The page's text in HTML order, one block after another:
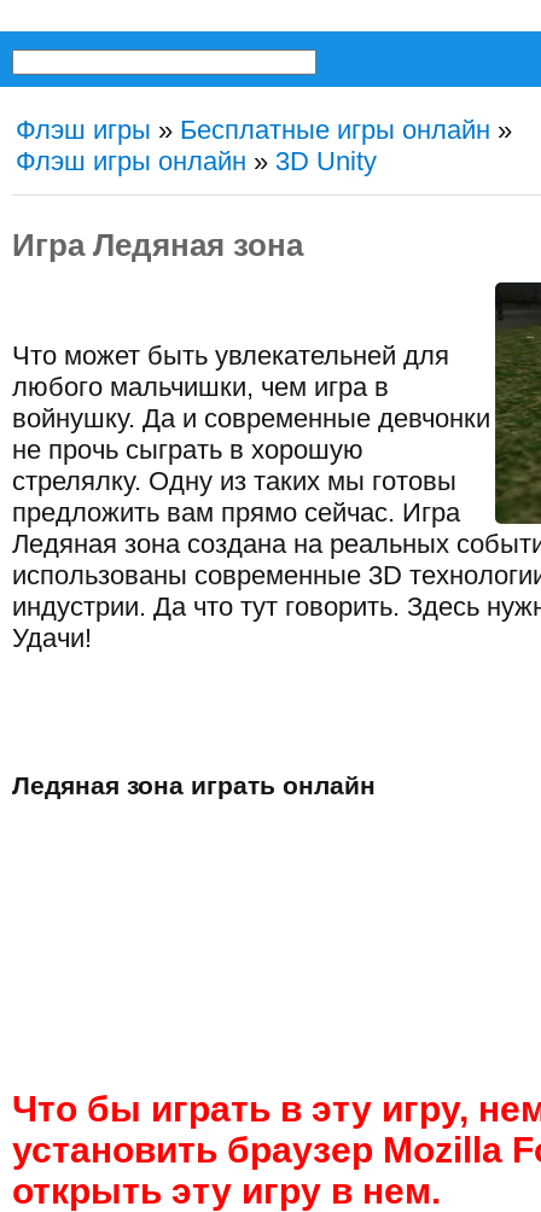
Флэш игры » Бесплатные игры онлайн »
Флэш игры онлайн » 3D Unity
Игра Ледяная зона
Что может быть увлекательней для
любого мальчишки, чем игра в
войнушку. Да и современные девчонки
не прочь сыграть в хорошую
стрелялку. Одну из таких мы готовы
предложить вам прямо сейчас. Игра
Ледяная зона создана на реальных
использованы современные 3D
индустрии. Да что тут говорить. Здесь
Удачи!
Ледяная зона играть онлайн
Что бы играть в эту игру,
установить браузер Mozilla
открыть эту игру в нем.